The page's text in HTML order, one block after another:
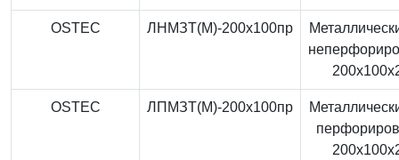
OSTEC ЛНМЗТ(М)-200x100пр
OSTEC ЛПМЗТ(М)-200x100пр